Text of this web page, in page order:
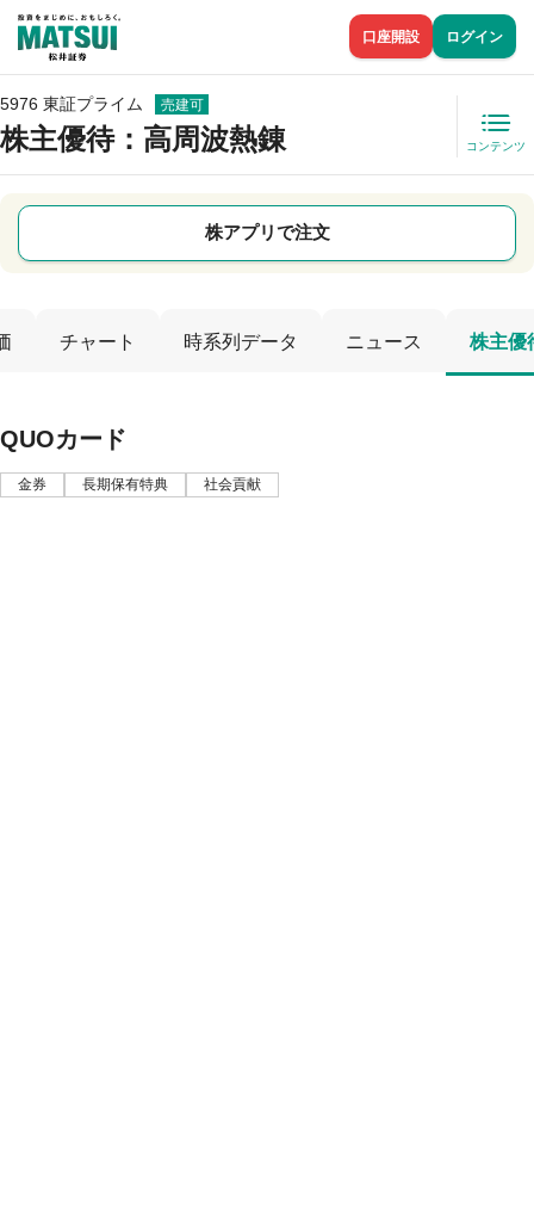
口座開設 ログイン
5976 東証プライム 売建可
株主優待：高周波熱錬 コンテンツ
株アプリで注文
チャート 時系列データ ニュース 株主優
QUOカード
金券 長期保有特典 社会貢献